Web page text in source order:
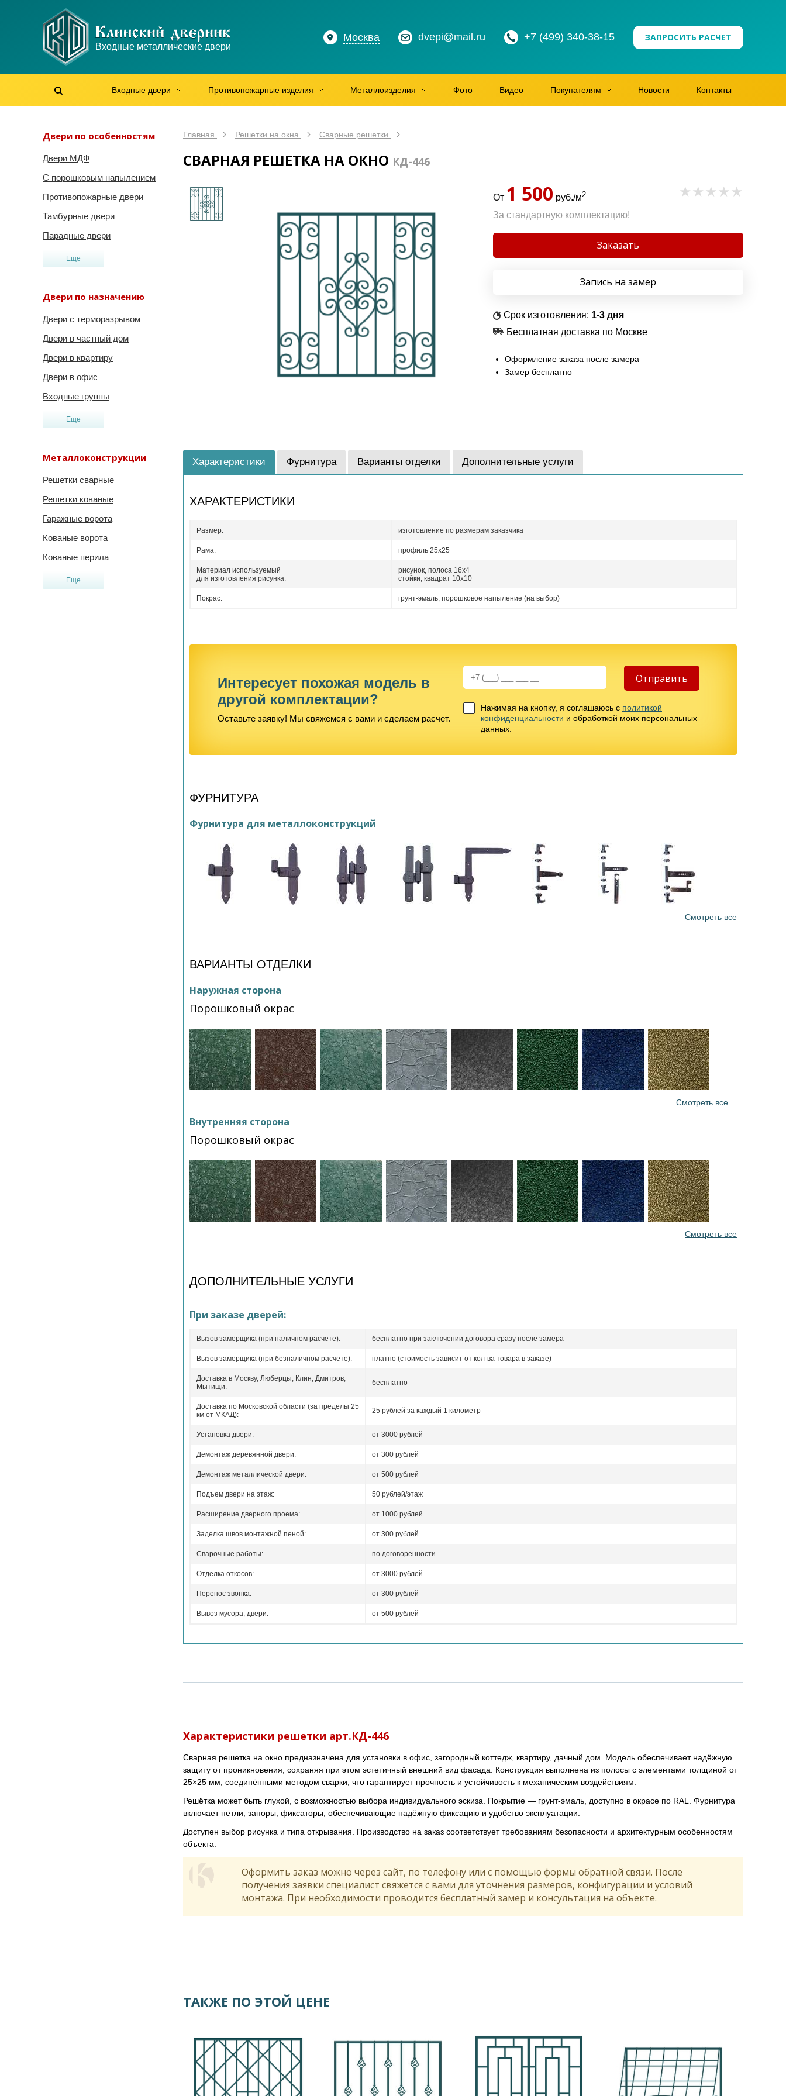
Входные металлические двери
Москва dvepi@mail.ru +7 (499) 340-38-15 ЗАПРОСИТЬ РАСЧЕТ
Входные двери Противопожарные изделия Металлоизделия Фото Видео Покупателям Новости Контакты
Двери по особенностям
Двери МДФ
С порошковым напылением
Противопожарные двери
Тамбурные двери
Парадные двери
Еще
Двери по назначению
Двери с терморазрывом
Двери в частный дом
Двери в квартиру
Двери в офис
Входные группы
Еще
Металлоконструкции
Решетки сварные
Решетки кованые
Гаражные ворота
Кованые ворота
Кованые перила
Еще
Главная Решетки на окна Сварные решетки
СВАРНАЯ РЕШЕТКА НА ОКНО КД-446
От 1 500 руб./м2
За стандартную комплектацию!
Заказать
Запись на замер
Срок изготовления: 1-3 дня
Бесплатная доставка по Москве
Оформление заказа после замера
Замер бесплатно
Характеристики Фурнитура Варианты отделки Дополнительные услуги
ХАРАКТЕРИСТИКИ
Размер: изготовление по размерам заказчика
Рама: профиль 25х25
Материал используемый
для изготовления рисунка:
рисунок, полоса 16х4
стойки, квадрат 10х10
Покрас: грунт-эмаль, порошковое напыление (на выбор)
Интересует похожая модель в
другой комплектации?
Оставьте заявку! Мы свяжемся с вами и сделаем расчет.
Нажимая на кнопку, я соглашаюсь с политикой
конфиденциальности и обработкой моих персональных
данных.
ФУРНИТУРА
Фурнитура для металлоконструкций
Смотреть все
ВАРИАНТЫ ОТДЕЛКИ
Наружная сторона
Порошковый окрас
Смотреть все
Внутренняя сторона
Порошковый окрас
Смотреть все
ДОПОЛНИТЕЛЬНЫЕ УСЛУГИ
При заказе дверей:
Вызов замерщика (при наличном расчете): бесплатно при заключении договора сразу после замера
Вызов замерщика (при безналичном расчете): платно (стоимость зависит от кол-ва товара в заказе)
Доставка в Москву, Люберцы, Клин, Дмитров,
Мытищи:
бесплатно
Доставка по Московской области (за пределы 25
км от МКАД):
25 рублей за каждый 1 километр
Установка двери: от 3000 рублей
Демонтаж деревянной двери: от 300 рублей
Демонтаж металлической двери: от 500 рублей
Подъем двери на этаж: 50 рублей/этаж
Расширение дверного проема: от 1000 рублей
Заделка швов монтажной пеной: от 300 рублей
Сварочные работы: по договоренности
Отделка откосов: от 3000 рублей
Перенос звонка: от 300 рублей
Вывоз мусора, двери: от 500 рублей
Характеристики решетки арт.КД-446
Сварная решетка на окно предназначена для установки в офис, загородный коттедж, квартиру, дачный дом. Модель обеспечивает надёжную
защиту от проникновения, сохраняя при этом эстетичный внешний вид фасада. Конструкция выполнена из полосы с элементами толщиной от
25×25 мм, соединёнными методом сварки, что гарантирует прочность и устойчивость к механическим воздействиям.
Решётка может быть глухой, с возможностью выбора индивидуального эскиза. Покрытие — грунт-эмаль, доступно в окрасе по RAL. Фурнитура
включает петли, запоры, фиксаторы, обеспечивающие надёжную фиксацию и удобство эксплуатации.
Доступен выбор рисунка и типа открывания. Производство на заказ соответствует требованиям безопасности и архитектурным особенностям
объекта.
Оформить заказ можно через сайт, по телефону или с помощью формы обратной связи. После
получения заявки специалист свяжется с вами для уточнения размеров, конфигурации и условий
монтажа. При необходимости проводится бесплатный замер и консультация на объекте.
ТАКЖЕ ПО ЭТОЙ ЦЕНЕ
Max
Мы онлайн!
WhatsApp
Мы онлайн!
Telegram
Мы онлайн!
Max
Мы онлайн!
WhatsApp
Мы онлайн!